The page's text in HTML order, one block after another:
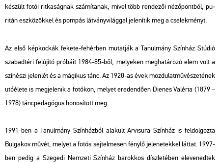
ké­szült fotói rit­ka­ság­nak szá­mí­ta­nak, mivel több ren­de­zői né­ző­pont­ból, pu­
ri­tán esz­kö­zök­kel és pom­pás lát­vány­vi­lág­gal je­le­ní­tik meg a cse­lek­ményt.
Az első kép­koc­kák fe­ke­te-fe­hér­ben mu­tat­ják aTa­nul­mány Szín­ház Stú­dió
sza­bad­té­ri fel­újí­tó pró­bá­it 1984-85-ből, me­lye­ken meg­ha­tá­ro­zó elem volt a
szí­né­szi je­len­lét és a má­gi­kus tánc. Az 1920-as évek moz­du­lat­mű­vé­sze­té­nek
utó­éle­te is meg­je­le­nik a fo­tó­kon, me­lyet ere­den­dő­en Die­nes Va­lé­ria (1879 –
1978) tánc­pe­da­gó­gus ho­no­sí­tott meg.
1991-ben aTa­nul­mány Szín­ház­bólala­kultAr­visu­ra Szín­ház is fel­dol­goz­ta
Bul­ga­kov művét, me­lyet a fotós sej­tel­me­sen fény­lő je­le­ne­tek­kel lát­tat. 1997-
ben pedig a Sze­ge­di Nem­ze­ti Szín­ház ba­rok­kos dísz­le­té­ben ele­ve­ned­tek